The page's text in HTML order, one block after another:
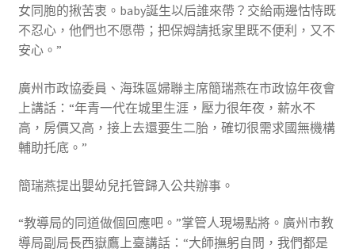
女同胞的揪苦衷。baby誕生以后誰來帶？交給兩邊怙恃既
不忍心，他們也不愿帶；把保姆請抵家里既不便利，又不
安心。”
廣州市政協委員、海珠區婦聯主席簡瑞燕在市政協年夜會
上講話：“年青一代在城里生涯，壓力很年夜，薪水不
高，房價又高，接上去還要生二胎，確切很需求國無機構
輔助托底。”
簡瑞燕提出嬰幼兒托管歸入公共辦事。
“教導局的同道做個回應吧。”掌管人現場點將。廣州市教
導局副局長西嶽鷹上臺講話：“大師撫躬自問，我們都是